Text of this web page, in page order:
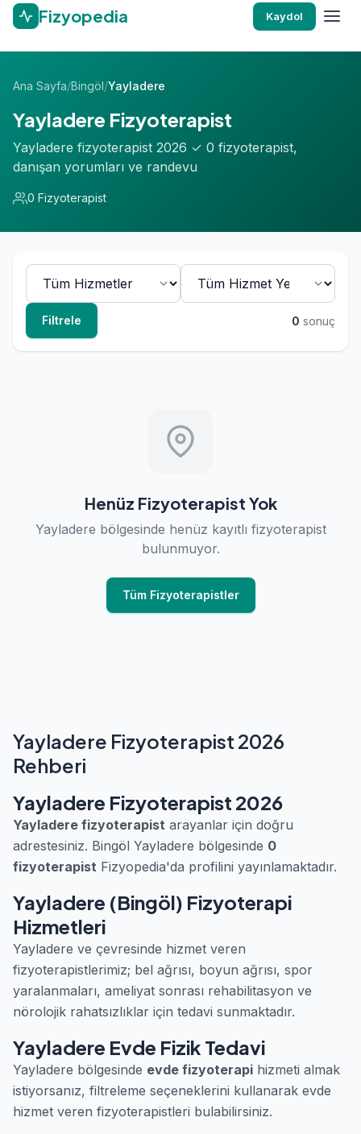
Fizyopedia Kaydol
Ana Sayfa/Bingöl/Yayladere
Yayladere Fizyoterapist
Yayladere fizyoterapist 2026 ✓ 0 fizyoterapist,
danışan yorumları ve randevu
0 Fizyoterapist
Filtrele 0 sonuç
Henüz Fizyoterapist Yok
Yayladere bölgesinde henüz kayıtlı fizyoterapist
bulunmuyor.
Tüm Fizyoterapistler
Yayladere Fizyoterapist 2026
Rehberi
Yayladere Fizyoterapist 2026
Yayladere fizyoterapist arayanlar için doğru
adrestesiniz. Bingöl Yayladere bölgesinde 0
fizyoterapist Fizyopedia'da profilini yayınlamaktadır.
Yayladere (Bingöl) Fizyoterapi
Hizmetleri
Yayladere ve çevresinde hizmet veren
fizyoterapistlerimiz; bel ağrısı, boyun ağrısı, spor
yaralanmaları, ameliyat sonrası rehabilitasyon ve
nörolojik rahatsızlıklar için tedavi sunmaktadır.
Yayladere Evde Fizik Tedavi
Yayladere bölgesinde evde fizyoterapi hizmeti almak
istiyorsanız, filtreleme seçeneklerini kullanarak evde
hizmet veren fizyoterapistleri bulabilirsiniz.